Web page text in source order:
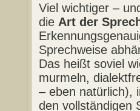
Viel wichtiger –
die Art der
Sprechweise
Das heißt soviel
murmeln,
– eben natürlich),
den vollständigen